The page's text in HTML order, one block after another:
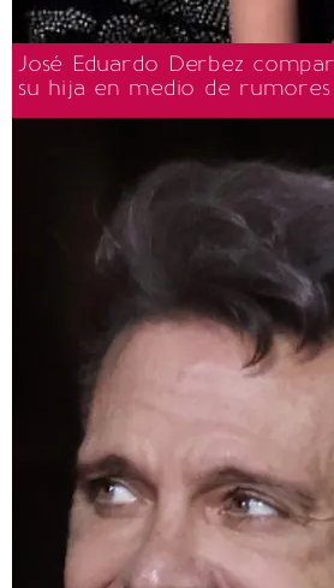
José Eduardo Derbez
su hija en medio de rumores